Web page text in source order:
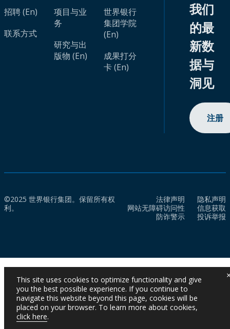
招聘 (En)
联系方式
项目与业
务
研究与出
版物 (En)
世界银行
集团学院
(En)
成果打分
卡 (En)
我们
的最
新数
据与
洞见
注册
©2025 世界银行集团。保留所有权
利。
法律声明
隐私声明
网站无障碍访问性
信息获取
防诈警示
投诉举报
This site uses cookies to optimize functionality and give
you the best possible experience. If you continue to
navigate this website beyond this page, cookies will be
placed on your browser. To learn more about cookies,
click here.